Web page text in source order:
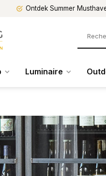
Ontdek Summer
Luminaire